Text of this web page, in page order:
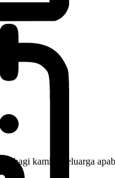
bagi kami sekeluarga